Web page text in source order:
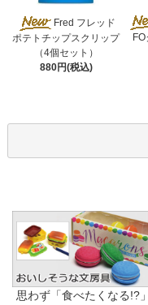
Fred フレッド
ポテトチップスクリップ
（4個セット）
880円(税込)
思わず「食べたくなる!?